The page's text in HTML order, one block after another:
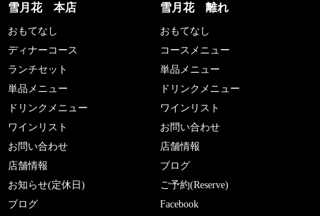
雪月花 本店
おもてなし
ディナーコース
ランチセット
単品メニュー
ドリンクメニュー
ワインリスト
お問い合わせ
店舗情報
お知らせ(定休日)
ブログ
雪月花 離れ
おもてなし
コースメニュー
単品メニュー
ドリンクメニュー
ワインリスト
お問い合わせ
店舗情報
ブログ
ご予約(Reserve)
Facebook